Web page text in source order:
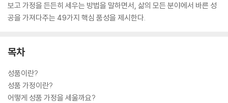
보고 가정을 든든히 세우는 방법을 말하면서, 삶의 모든 분야에서 바른 성
공을 가져다주는 49가지 핵심 품성을 제시한다.
목차
성품이란?
성품 가정이란?
어떻게 성품 가정을 세울까요?